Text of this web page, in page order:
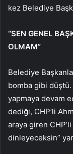
kez Belediye
“SEN GENEL
OLMAM”
Belediye
bomba gibi düştü.
yapmaya devam
dediği, CHP’li
araya giren
dinleyeceksin”